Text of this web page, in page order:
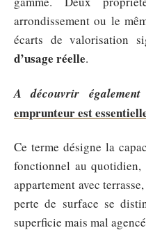
arrondissement ou le
écarts de valorisation
d’usage réelle.
A découvrir
emprunteur est
Ce terme désigne la
fonctionnel au
appartement avec
perte de surface se
superficie mais mal